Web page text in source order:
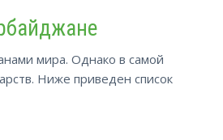
мира. Однако в самой
Ниже приведен список